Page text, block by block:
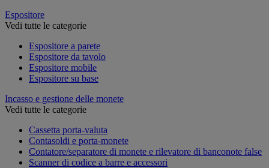
Espositore
Vedi tutte le categorie
Espositore a parete
Espositore da tavolo
Espositore mobile
Espositore su base
Incasso e gestione delle monete
Vedi tutte le categorie
Cassetta porta-valuta
Contasoldi e porta-monete
Contatore/separatore di monete e rilevatore di banconote false
Scanner di codice a barre e accessori